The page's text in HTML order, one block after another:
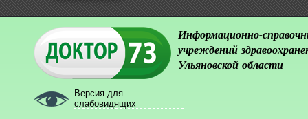
Версия для
слабовидящих
Информационно-
учреждений
Ульяновской области